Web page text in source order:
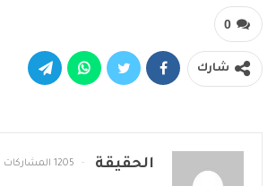
0
شارك
الحقيقة 1205 المشاركات